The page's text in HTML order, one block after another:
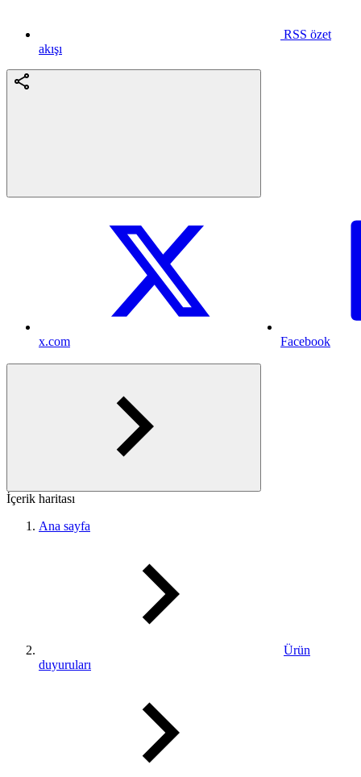
RSS özet
akışı
x.com Facebook
İçerik haritası
Ana sayfa
Ürün
duyuruları